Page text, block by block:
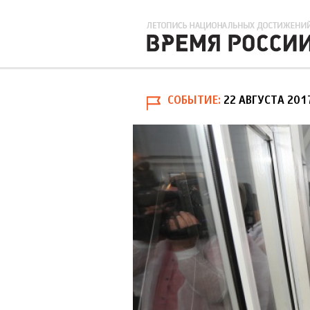
СОБЫТИЕ 22 АВГУСТА